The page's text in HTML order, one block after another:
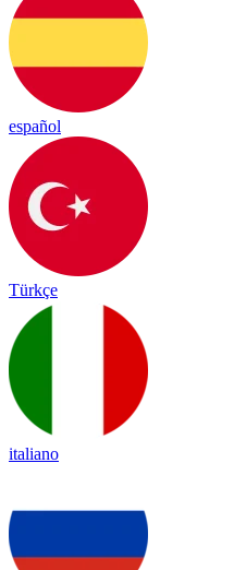
español
Türkçe
italiano